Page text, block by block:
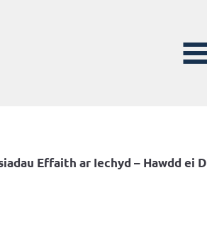
Effaith ar Iechyd – Hawdd ei